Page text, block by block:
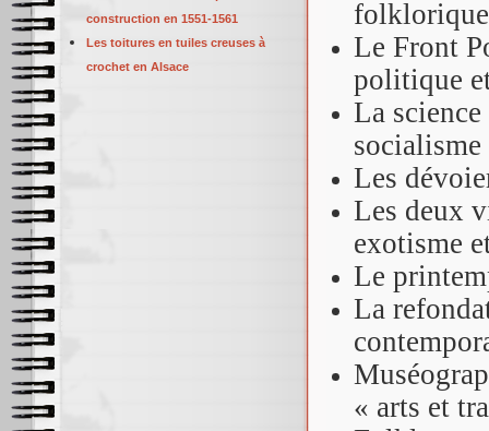
Le Front
politique
La
socialisme
Les
Les deux
exotisme
Le
La
« arts et
construction en 1551-1561
Les toitures en tuiles creuses à
crochet en Alsace